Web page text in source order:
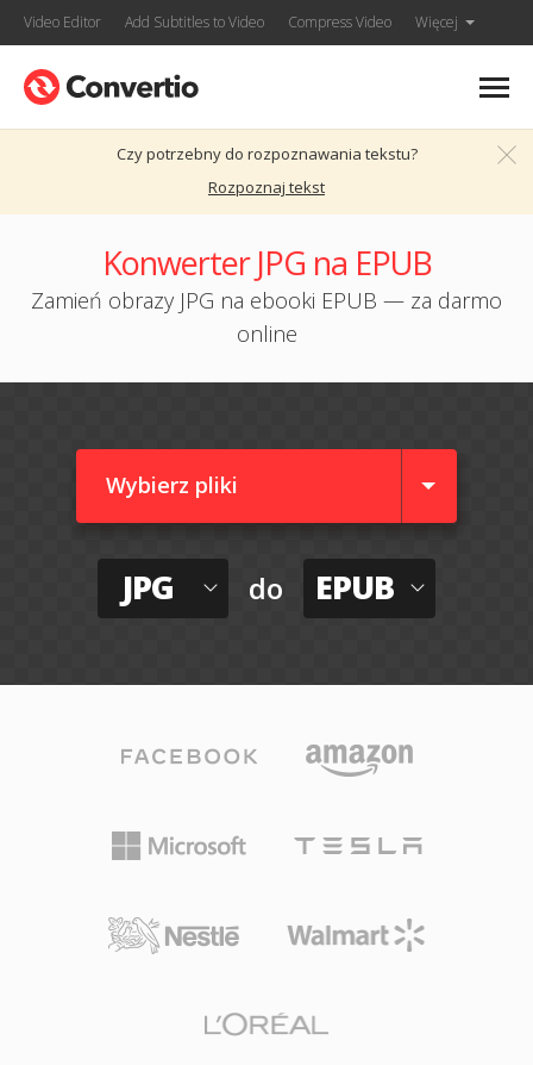
Video Editor Add Subtitles to Video Compress Video Więcej
Czy potrzebny do rozpoznawania tekstu?
Rozpoznaj tekst
Konwerter JPG na EPUB
Zamień obrazy JPG na ebooki EPUB — za darmo
online
Wybierz pliki
JPG do EPUB